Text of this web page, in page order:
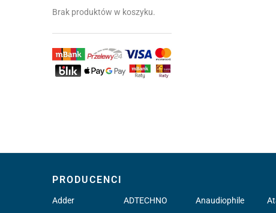
Brak produktów w koszyku.
PRODUCENCI
Adder ADTECHNO Anaudiophile